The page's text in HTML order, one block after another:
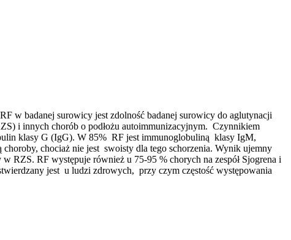
w badanej surowicy jest zdolność badanej surowicy do aglutynacji
i innych chorób o podłożu autoimmunizacyjnym. Czynnikiem
klasy G (IgG). W 85% RF jest immunoglobuliną klasy IgM,
chociaż nie jest swoisty dla tego schorzenia. Wynik ujemny
RF występuje również u 75-95 % chorych na zespół Sjogrena i
jest u ludzi zdrowych, przy czym częstość występowania